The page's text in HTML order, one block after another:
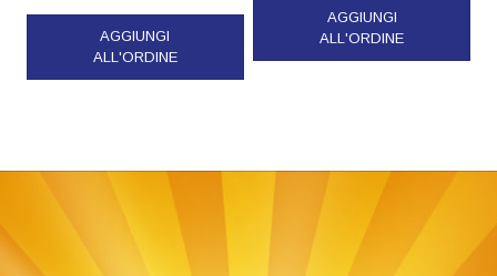
AGGIUNGI
ALL'ORDINE
AGGIUNGI
ALL'ORDINE